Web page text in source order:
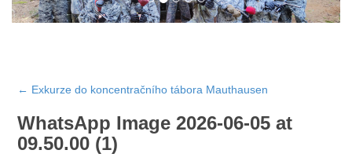
← Exkurze do koncentračního tábora Mauthausen
WhatsApp Image 2026-06-05 at
09.50.00 (1)